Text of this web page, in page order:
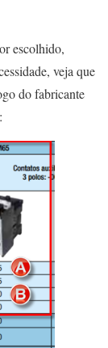
escolhido,
veja que
do fabricante